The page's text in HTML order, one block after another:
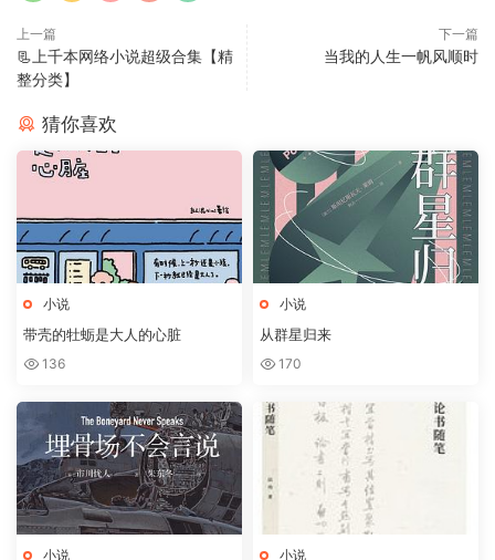
上一篇
📃上千本网络小说超级合集【精
整分类】
下一篇
当我的人生一帆风顺时
猜你喜欢
小说
带壳的牡蛎是大人的心脏
136
小说
从群星归来
170
小说 小说